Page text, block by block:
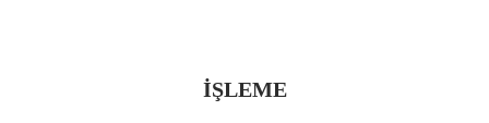
İŞLEME